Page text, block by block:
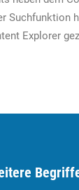
Suchfunktion
Explorer